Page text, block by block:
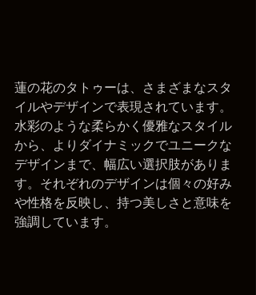
蓮の花のタトゥーは、さまざまなスタ
イルやデザインで表現されています。
水彩のような柔らかく優雅なスタイル
から、よりダイナミックでユニークな
デザインまで、幅広い選択肢がありま
す。それぞれのデザインは個々の好み
や性格を反映し、持つ美しさと意味を
強調しています。